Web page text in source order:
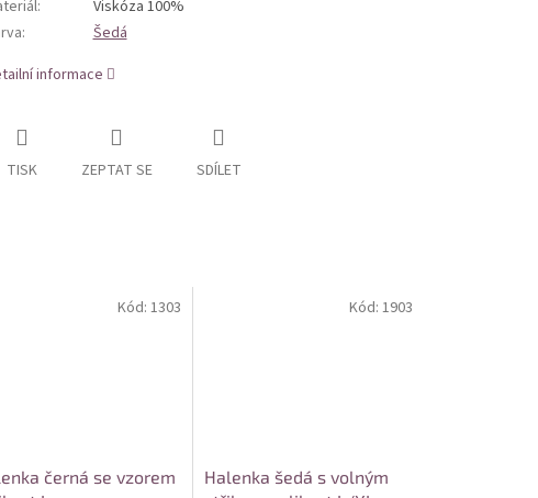
:
Viskóza 100%
:
Šedá
informace
TISK ZEPTAT SE SDÍLET
černá se vzorem
Kód:1303
Halenka šedá s volným
Kód: 1903